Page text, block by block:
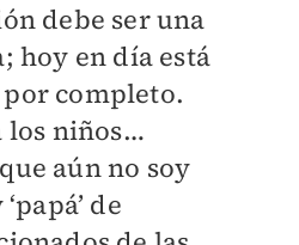
debe ser una
hoy en día está
completo.
los niños…
aún no soy
de